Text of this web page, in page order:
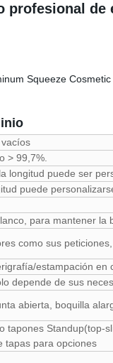
profesional de
> 99,7%.
longitud puede ser
puede
para mantener la
como sus
estampación en
depende de sus
abierta, boquilla
tapones Standup(top-
tapas para opciones